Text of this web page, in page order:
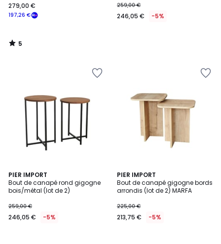
197,26 €
279,00 €
5
/
259,00 €
246,05 € -5%
PIER IMPORT
Bout de canapé rond gigogne
bois/métal (lot de 2)
259,00 €
246,05 € -5%
PIER IMPORT
Bout de canapé gigogne bords
arrondis (lot de 2) MARFA
225,00 €
213,75 € -5%